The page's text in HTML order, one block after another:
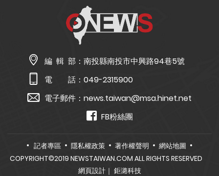
編 輯 部： 南投縣南投市中興路94巷5號
電 話： 049-2315900
電子郵件： news.taiwan@msa.hinet.net
FB粉絲團
記者專區 隱私權政策 著作權聲明
網站地圖
COPYRIGHT©2019 NEWSTAIWAN.COM ALL RIGHTS RESERVED
網頁設計｜ 鉅潞科技